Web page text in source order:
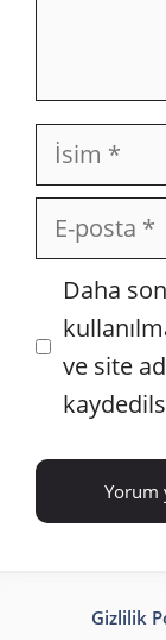
İsim
posta
İnternet
sitesi
Daha
ve site
Gizlilik